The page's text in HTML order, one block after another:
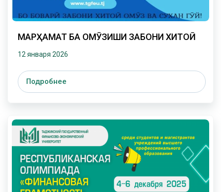
МАРҲАМАТ БА ОМӮЗИШИ ЗАБОНИ ХИТОӢ
12 января 2026
Подробнее